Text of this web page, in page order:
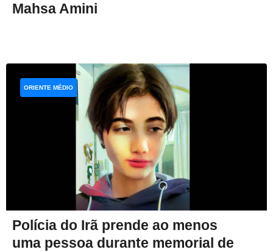
Mahsa Amini
Polícia do Irã prende ao menos
uma pessoa durante memorial de
ORIENTE MÉDIO